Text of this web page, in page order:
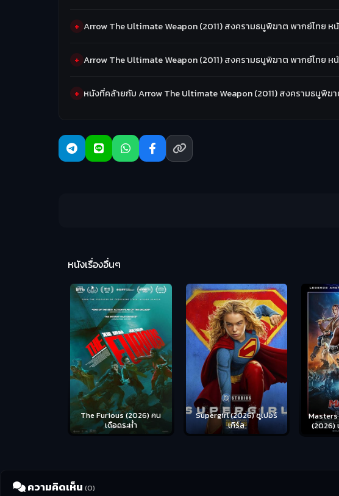
Arrow The Ultimate Weapon (2011) สงครามธนูพิฆาต พากย์ไทย หนั
Arrow The Ultimate Weapon (2011) สงครามธนูพิฆาต พากย์ไทย หนั
หนังที่คล้ายกับ Arrow The Ultimate Weapon (2011) สงครามธนูพิฆา
หนังเรื่องอื่นๆ
Supergirl (2026) ซูเปอร์
เกิร์ล
Masters of the Universe
(2026) นักรบเจ้าจักรวาล
Hungry
ความคิดเห็น (0)